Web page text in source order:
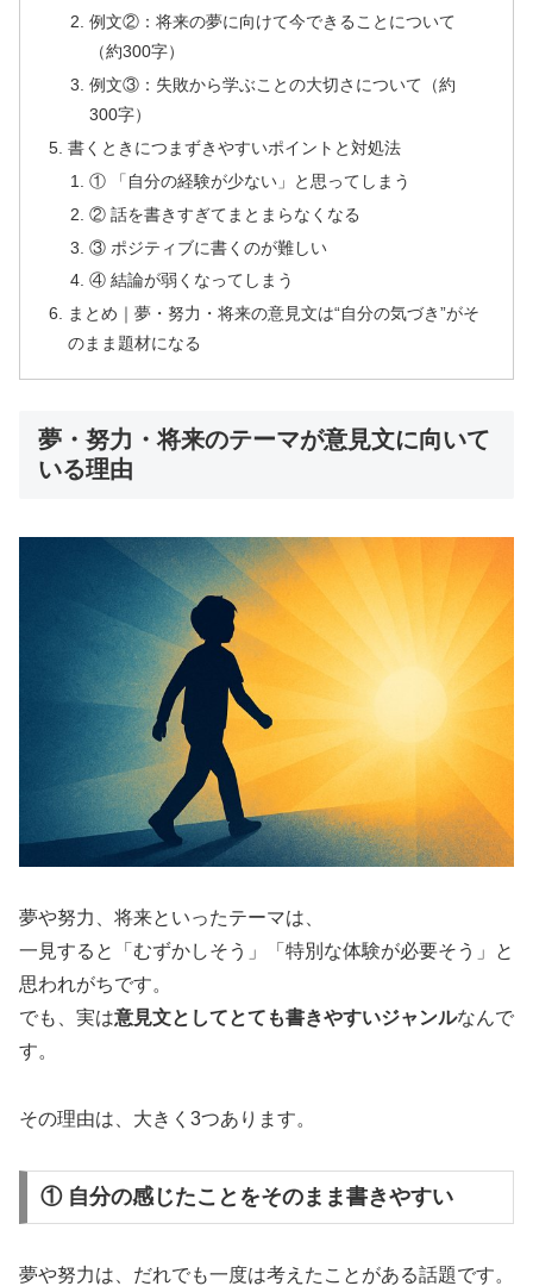
例文②：将来の夢に向けて今できることについて
（約300字）
例文③：失敗から学ぶことの大切さについて（約
300字）
書くときにつまずきやすいポイントと対処法
① 「自分の経験が少ない」と思ってしまう
② 話を書きすぎてまとまらなくなる
③ ポジティブに書くのが難しい
④ 結論が弱くなってしまう
まとめ｜夢・努力・将来の意見文は“自分の気づき”がそ
のまま題材になる
夢・努力・将来のテーマが意見文に向いて
いる理由
夢や努力、将来といったテーマは、
一見すると「むずかしそう」「特別な体験が必要そう」と
思われがちです。
でも、実は意見文としてとても書きやすいジャンルなんで
す。
その理由は、大きく3つあります。
① 自分の感じたことをそのまま書きやすい
夢や努力は、だれでも一度は考えたことがある話題です。